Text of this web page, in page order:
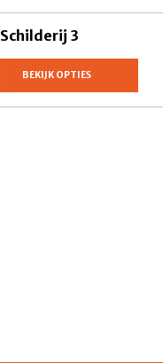
Schilderij 3
BEKIJK OPTIES